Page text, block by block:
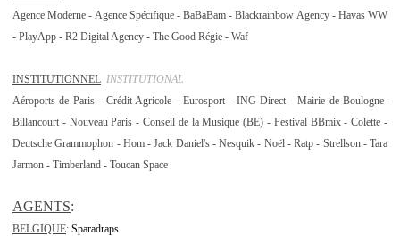
Agence Moderne - Agence Spécifique - BaBaBam - Blackrainbow Agency - Havas WW
- PlayApp - R2 Digital Agency - The Good Régie - Waf
INSTITUTIONNEL INSTITUTIONAL
Aéroports de Paris - Crédit Agricole - Eurosport - ING Direct - Mairie de Boulogne-
Billancourt - Nouveau Paris- Conseil de la Musique (BE) - Festival BBmix -Colette -
Deutsche Grammophon - Hom - Jack Daniel's - Nesquik - Noël - Ratp - Strellson - Tara
Jarmon - Timberland - Toucan Space
AGENTS:
BELGIQUE: Sparadraps